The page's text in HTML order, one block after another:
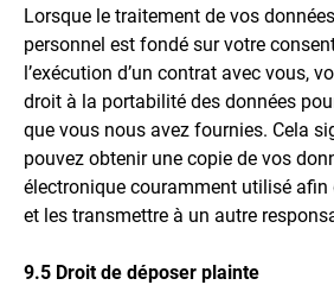
Lorsque le traitement de vos
personnel est fondé sur votre
l’exécution d’un contrat avec vous,
droit à la portabilité des données
que vous nous avez fournies. Cela
pouvez obtenir une copie de vos
électronique couramment utilisé afin
et les transmettre à un autre
9.5 Droit de déposer plainte